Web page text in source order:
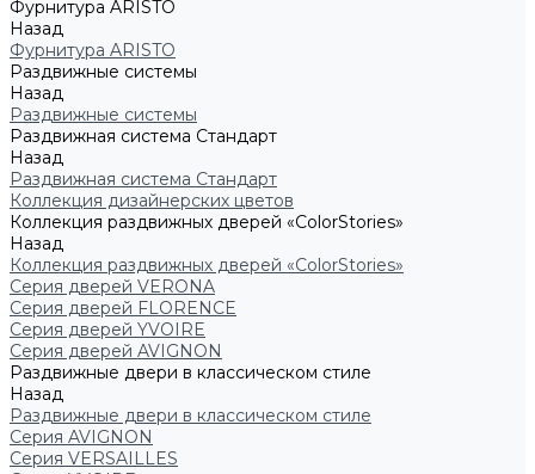
Фурнитура ARISTO
Назад
Фурнитура ARISTO
Раздвижные системы
Назад
Раздвижные системы
Раздвижная система Стандарт
Назад
Раздвижная система Стандарт
Коллекция дизайнерских цветов
Коллекция раздвижных дверей «ColorStories»
Назад
Коллекция раздвижных дверей «ColorStories»
Серия дверей VERONA
Серия дверей FLORENCE
Серия дверей YVOIRE
Серия дверей AVIGNON
Раздвижные двери в классическом стиле
Назад
Раздвижные двери в классическом стиле
Серия AVIGNON
Серия VERSAILLES